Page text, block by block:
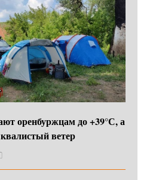
оренбуржцам до +39°С, а
ветер